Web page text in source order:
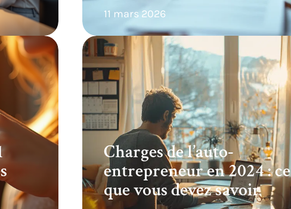
11 mars 2026
Charges de l’auto-
entrepreneur en 2024 : ce
que vous devez savoir